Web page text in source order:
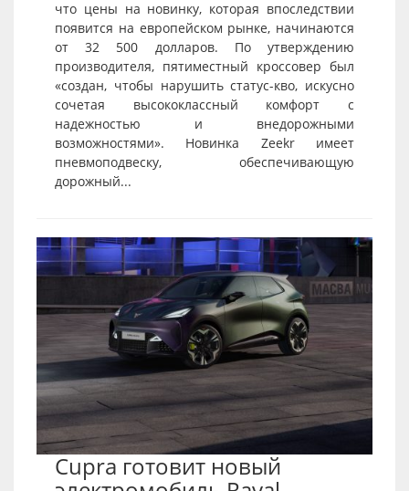
что цены на новинку, которая впоследствии
появится на европейском рынке, начинаются
от 32 500 долларов. По утверждению
производителя, пятиместный кроссовер был
«создан, чтобы нарушить статус-кво, искусно
сочетая высококлассный комфорт с
надежностью и внедорожными
возможностями». Новинка Zeekr имеет
пневмоподвеску, обеспечивающую
дорожный...
Cupra готовит новый